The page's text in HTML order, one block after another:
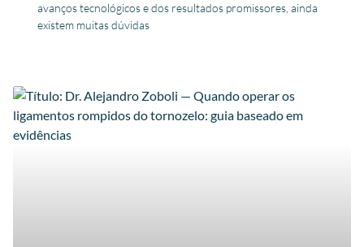
avanços tecnológicos e dos resultados promissores, ainda
existem muitas dúvidas